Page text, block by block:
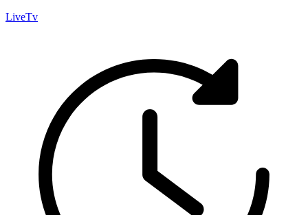
LiveTv